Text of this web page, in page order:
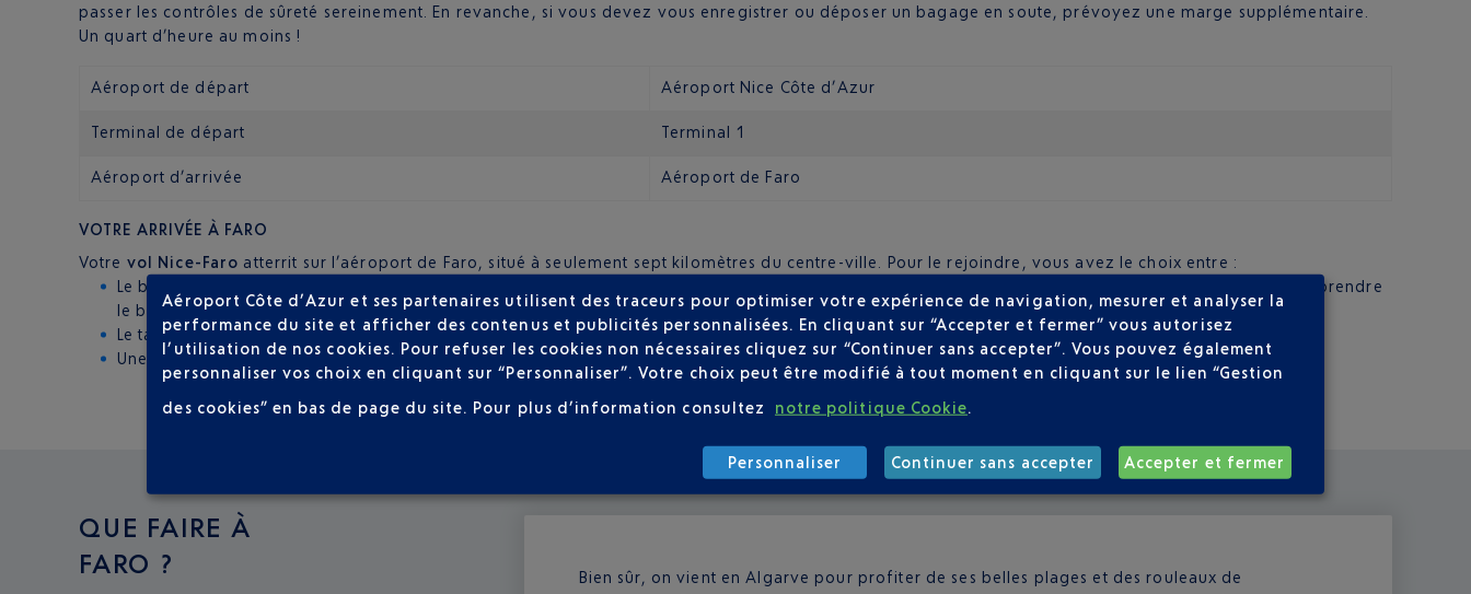
passer les contrôles de sûreté sereinement. En revanche, si vous devez vous enregistrer ou déposer un bagage en soute, prévoyez une marge supplémentaire.
Un quart d’heure au moins !
Aéroport de départ Aéroport Nice Côte d’Azur
Terminal de départ Terminal 1
Aéroport d’arrivée Aéroport de Faro
VOTRE ARRIVÉE À FARO
Votre vol Nice-Faro atterrit sur l’aéroport de Faro, situé à seulement sept kilomètres du centre-ville. Pour le rejoindre, vous avez le choix entre :
Le bus : les lignes 14 et 16 relient l’aéroport à la ville en 15 minutes, de 5h00 du matin à plus de minuit. L’aéroport n’étant pas le terminus, attention à prendre
le bus partant dans la bonne direction. N’allez pas à Praia de Faro, la plage, mais à Faro, la ville !
Le taxi : une dizaine d’euros ou à peine davantage, hors bagages, pour gagner le centre-ville. Mais confirmez le prix avant la course !
Une voiture de location : une bonne idée pour visiter l’Algarve. Sept loueurs de voiture vous attendent dans le hall Arrivées de l’aéroport.
QUE FAIRE À
FARO ?
Bien sûr, on vient en Algarve pour profiter de ses belles plages et des rouleaux de
Aéroport Côte d’Azur et ses partenaires utilisent des traceurs pour optimiser votre expérience de navigation, mesurer et analyser la
performance du site et afficher des contenus et publicités personnalisées. En cliquant sur “Accepter et fermer” vous autorisez
l’utilisation de nos cookies. Pour refuser les cookies non nécessaires cliquez sur “Continuer sans accepter”. Vous pouvez également
personnaliser vos choix en cliquant sur “Personnaliser”. Votre choix peut être modifié à tout moment en cliquant sur le lien “Gestion
des cookies” en bas de page du site. Pour plus d’information consultez notre politique Cookie
Personnaliser Continuer sans accepter Accepter et fermer